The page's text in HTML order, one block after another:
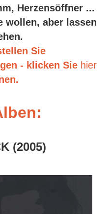
Herzensöffner ...
wollen, aber lassen
Sie
- klicken Sie hier
(2005)